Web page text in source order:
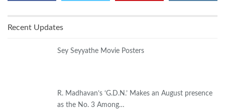
Recent Updates
Sey Seyyathe Movie Posters
R. Madhavan’s ‘G.D.N.’ Makes an August presence
as the No. 3 Among…